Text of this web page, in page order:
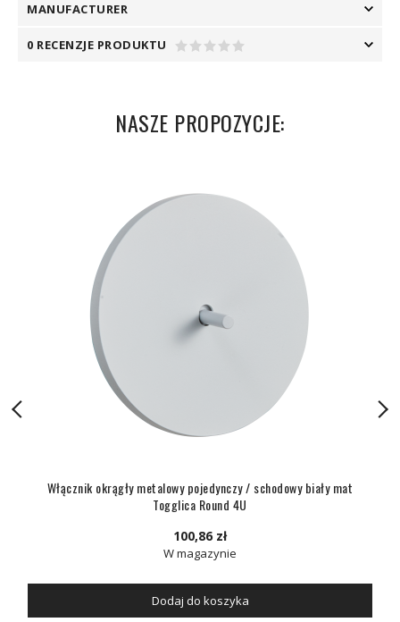
MANUFACTURER
0 RECENZJE PRODUKTU
NASZE PROPOZYCJE:
Włącznik okrągły metalowy pojedynczy / schodowy biały mat
Togglica Round 4U
100,86 zł
W magazynie
Dodaj do koszyka